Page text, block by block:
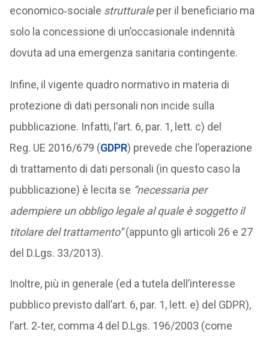
economico‑sociale strutturaleper il beneficiario ma
solo la concessione di un’occasionale indennità
dovuta ad una emergenza sanitaria contingente.
Infine, il vigente quadro normativo in materia di
protezione di dati personali non incide sulla
pubblicazione. Infatti, l’art. 6, par. 1, lett. c) del
Reg. UE 2016/679 (GDPR) prevede che l’operazione
di trattamento di dati personali (in questo caso la
pubblicazione) è lecita se “necessaria per
adempiere un obbligo legale al quale è soggetto il
titolare del trattamento”(appunto gli articoli 26 e 27
del D.Lgs. 33/2013).
Inoltre, più in generale (ed a tutela dell’interesse
pubblico previsto dall’art. 6, par. 1, lett. e) del GDPR),
l’art. 2‑ter, comma 4 del D.Lgs. 196/2003 (come